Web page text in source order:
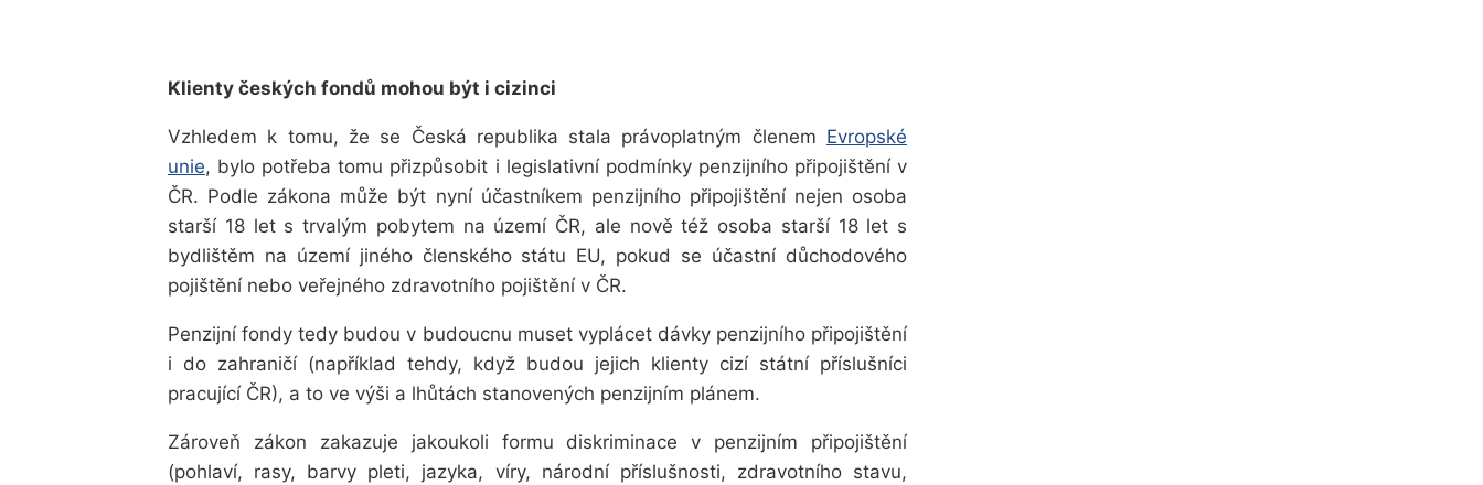
Klienty českých fondů mohou být i cizinci
Vzhledem k tomu, že se Česká republika stala právoplatným členem Evropské
unie, bylo potřeba tomu přizpůsobit i legislativní podmínky penzijního připojištění v
ČR. Podle zákona může být nyní účastníkem penzijního připojištění nejen osoba
starší 18 let s trvalým pobytem na území ČR, ale nově též osoba starší 18 let s
bydlištěm na území jiného členského státu EU, pokud se účastní důchodového
pojištění nebo veřejného zdravotního pojištění v ČR.
Penzijní fondy tedy budou v budoucnu muset vyplácet dávky penzijního připojištění
i do zahraničí (například tehdy, když budou jejich klienty cizí státní příslušníci
pracující ČR), a to ve výši a lhůtách stanovených penzijním plánem.
Zároveň zákon zakazuje jakoukoli formu diskriminace v penzijním připojištění
(pohlaví, rasy, barvy pleti, jazyka, víry, národní příslušnosti, zdravotního stavu,